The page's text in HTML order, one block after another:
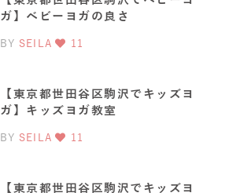
ガ】ベビーヨガの良さ
BY SEILA 11
【東京都世田谷区駒沢でキッズヨ
ガ】キッズヨガ教室
BY SEILA 11
【東京都世田谷区駒沢でキッズヨ